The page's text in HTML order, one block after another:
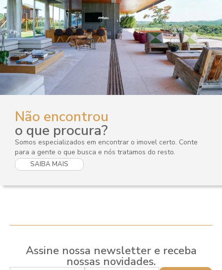
Não encontrou
o que procura?
Somos especializados em encontrar o imovel certo. Conte
para a gente o que busca e nós tratamos do resto.
SAIBA MAIS
Assine nossa newsletter e receba
nossas novidades.